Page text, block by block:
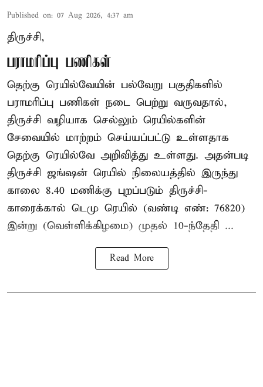
Published on: 07 Aug 2026, 4:37 am
திருச்சி,
பராமரிப்பு பணிகள்
தெற்கு ரெயில்வேயின் பல்வேறு பகுதிகளில்
பராமரிப்பு பணிகள் நடை பெற்று வருவதால்,
திருச்சி வழியாக செல்லும் ரெயில்களின்
சேவையில் மாற்றம் செய்யப்பட்டு உள்ளதாக
தெற்கு ரெயில்வே அறிவித்து உள்ளது. அதன்படி
திருச்சி ஜங்ஷன் ரெயில் நிலையத்தில் இருந்து
காலை 8.40 மணிக்கு புறப்படும் திருச்சி-
காரைக்கால் டெமு ரெயில் (வண்டி எண்: 76820)
இன்று (வெள்ளிக்கிழமை) முதல் 10-ந்தேதி ...
Read More